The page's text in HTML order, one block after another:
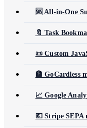
🆘 All-in-One
🔖 Task
📜 Custom
🏦 GoCardless
📈 Google
💶 Stripe